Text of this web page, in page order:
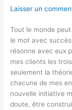
Laisser un
Tout le monde
le mot avec
résonne avec eux
mes clients les
seulement la
chacune de mes
nouvelle initiative
doute, être